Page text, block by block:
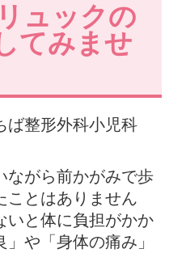
ュックの
てみませ
ば整形外科小児科
ながら前かがみで歩
ことはありません
いと体に負担がかか
や「身体の痛み」